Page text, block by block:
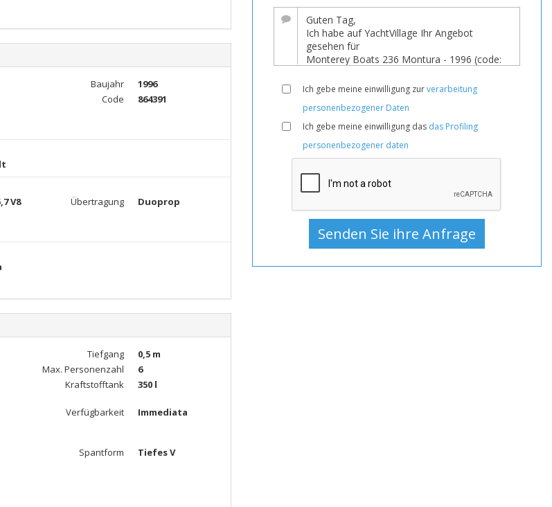
Boote,
Verkauf,
Boote
Gebraucht,
Motoryacht
Zum
Verkauf,
Motoryacht
Motoryachten
Zum
Baujahr
1996
Code
864391
V8
Übertragung Duoprop
Tiefgang
0,5 m
Max. Personenzahl
6
Kraftstofftank 350 l
Verfügbarkeit Immediata
Spantform Tiefes V
Ich gebe meine einwilligung zurverarbeitung
personenbezogener Daten
Ich gebe meine einwilligung das das Profiling
personenbezogener daten